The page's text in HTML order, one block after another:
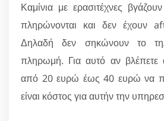
Καμίνια με ερασιτέχνες
πληρώνονται και δεν έχουν
Δηλαδή δεν σηκώνουν το
πληρωμή. Για αυτό αν βλέπετε
από 20 ευρώ έως 40 ευρώ να
είναι κόστος για αυτήν την